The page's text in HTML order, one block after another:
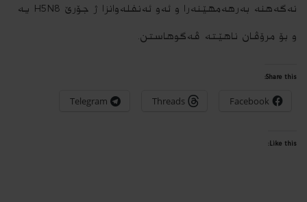
نه‌گه‌هنه‌ به‌رهه‌مهێنه‌را و ئه‌و ئه‌نفله‌وانزا ژ جۆرێ‌ H5N8 یه‌
و بۆ مرۆڤان ناهێته‌ ڤه‌گوهاستن.
Share this:
Facebook
Threads
Telegram
Like this: